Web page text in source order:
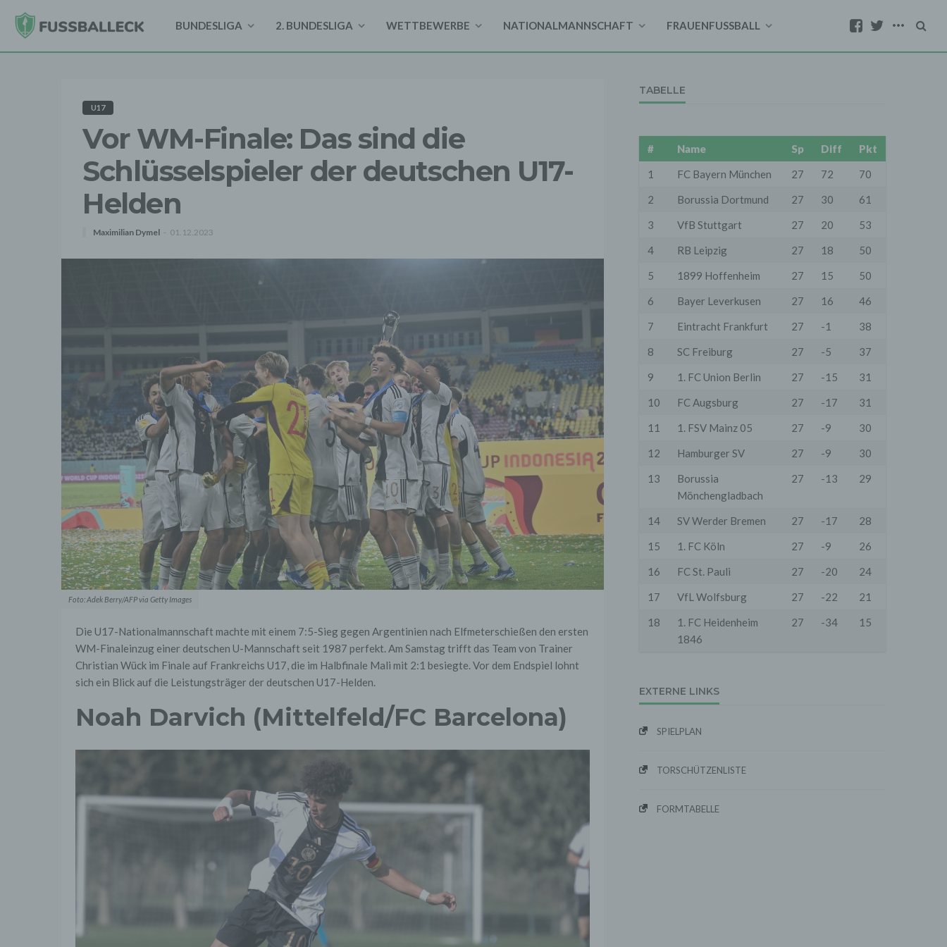
BUNDESLIGA 2. BUNDESLIGA WETTBEWERBE NATIONALMANNSCHAFT FRAUENFUSSBALL
U17
Vor WM-Finale: Das sind die
Schlüsselspieler der deutschen U17-
Helden
Maximilian Dymel 01.12.2023
Foto: Adek Berry/AFP via Getty Images
Die U17-Nationalmannschaft machte mit einem 7:5-Sieg gegen Argentinien nach Elfmeterschießen den ersten
WM-Finaleinzug einer deutschen U-Mannschaft seit 1987 perfekt. Am Samstag trifft das Team von Trainer
Christian Wück im Finale auf Frankreichs U17, die im Halbfinale Mali mit 2:1 besiegte. Vor dem Endspiel lohnt
sich ein Blick auf die Leistungsträger der deutschen U17-Helden.
Noah Darvich (Mittelfeld/FC Barcelona)
TABELLE
# Name Sp Diff
Pkt
1
FC Bayern München 27 72
70
2
Borussia Dortmund 27 30
61
3
VfB Stuttgart 27 20
53
4
RB Leipzig 27 18
50
5
1899 Hoffenheim 27 15
50
6
Bayer Leverkusen 27 16
46
7
Eintracht Frankfurt 27 -1
38
8
SC Freiburg 27 -5
37
9
1. FC Union Berlin 27 -15
31
10
FC Augsburg 27 -17
31
11
1. FSV Mainz 05 27 -9
30
12
Hamburger SV 27 -9
30
13
Borussia
Mönchengladbach
27 -13 29
14 SV Werder Bremen 27 -17
28
15
1. FC Köln 27 -9
26
16
FC St. Pauli 27 -20
24
17
VfL Wolfsburg 27 -22
21
18
1. FC Heidenheim
1846
27 -34 15
EXTERNE LINKS
SPIELPLAN
TORSCHÜTZENLISTE
FORMTABELLE